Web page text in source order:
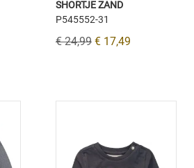
SHORTJE ZAND
P545552-31
€ 24,99 € 17,49